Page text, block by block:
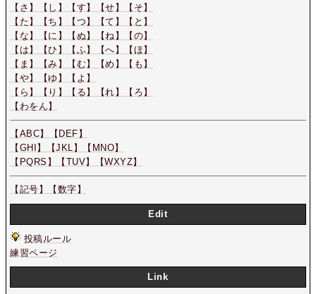
【さ】
【し】 【す】 【せ】
【そ】
【た】
【ち】 【つ】 【て】
【と】
【な】
【に】 【ぬ】 【ね】
【の】
【は】
【ひ】 【ふ】 【へ】
【ほ】
【ま】
【み】 【む】 【め】
【も】
【や】
【ゆ】
【よ】
【ら】
【り】 【る】 【れ】
【ろ】
【わをん】
【ABC】
【DEF】
【GHI】
【JKL】
【MNO】
【PQRS】
【TUV】 【WXYZ】
【記号】 【数字】
Edit
投稿ルール
練習ページ
Link